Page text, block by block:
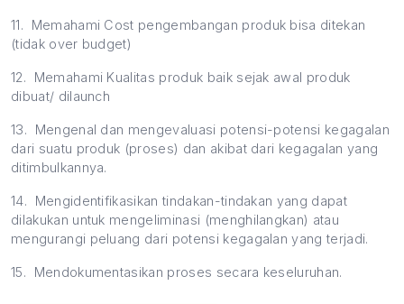
11.
Memahami Cost pengembangan produk bisa ditekan
(tidak over budget)
12.
Memahami Kualitas produk baik sejak awal produk
dibuat/ dilaunch
13.
Mengenal dan mengevaluasi potensi-potensi kegagalan
dari suatu produk (proses) dan akibat dari kegagalan yang
ditimbulkannya.
14.
Mengidentifikasikan tindakan-tindakan yang dapat
dilakukan untuk mengeliminasi (menghilangkan) atau
mengurangi peluang dari potensi kegagalan yang terjadi.
15. Mendokumentasikan proses secara keseluruhan.